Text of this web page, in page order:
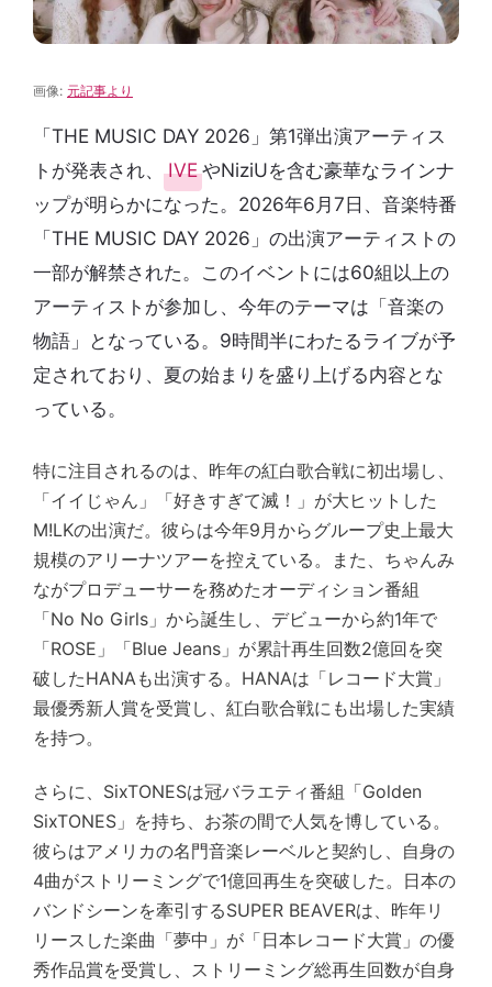
画像: 元記事より
「THE MUSIC DAY 2026」第1弾出演アーティス
トが発表され、
IVEやNiziUを含む豪華なラインナ
ップが明らかになった。2026年6月7日、音楽特番
「THE MUSIC DAY 2026」の出演アーティストの
一部が解禁された。このイベントには60組以上の
アーティストが参加し、今年のテーマは「音楽の
物語」となっている。9時間半にわたるライブが予
定されており、夏の始まりを盛り上げる内容とな
っている。
特に注目されるのは、昨年の紅白歌合戦に初出場し、
「イイじゃん」「好きすぎて滅！」が大ヒットした
M!LKの出演だ。彼らは今年9月からグループ史上最大
規模のアリーナツアーを控えている。また、ちゃんみ
ながプロデューサーを務めたオーディション番組
「No No Girls」から誕生し、デビューから約1年で
「ROSE」「Blue Jeans」が累計再生回数2億回を突
破したHANAも出演する。HANAは「レコード大賞」
最優秀新人賞を受賞し、紅白歌合戦にも出場した実績
を持つ。
さらに、SixTONESは冠バラエティ番組「Golden
SixTONES」を持ち、お茶の間で人気を博している。
彼らはアメリカの名門音楽レーベルと契約し、自身の
4曲がストリーミングで1億回再生を突破した。日本の
バンドシーンを牽引するSUPER BEAVERは、昨年リ
リースした楽曲「夢中」が「日本レコード大賞」の優
秀作品賞を受賞し、ストリーミング総再生回数が自身